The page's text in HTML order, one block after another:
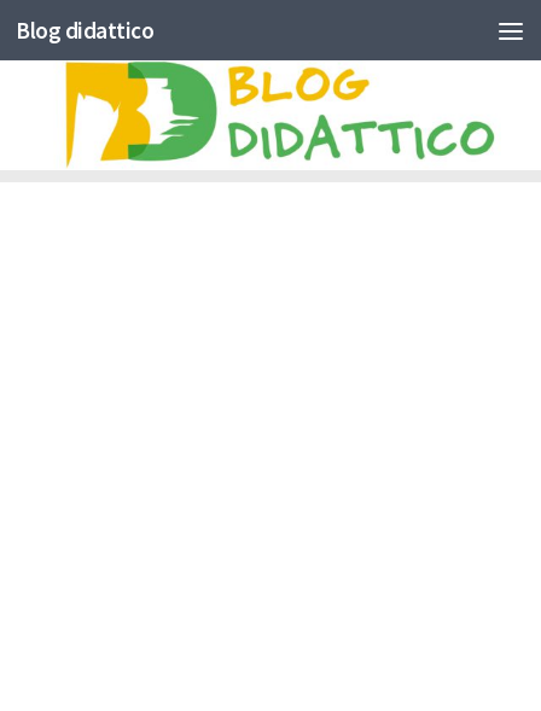
Skip to content
Blog didattico